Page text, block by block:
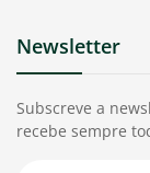
Newsletter
Subscreve a
recebe sempre